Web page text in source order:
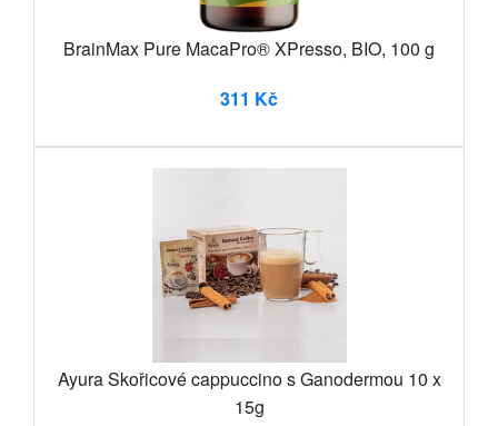
BrainMax Pure MacaPro® XPresso, BIO, 100 g
311 Kč
Ayura Skořicové cappuccino s Ganodermou 10 x
15g